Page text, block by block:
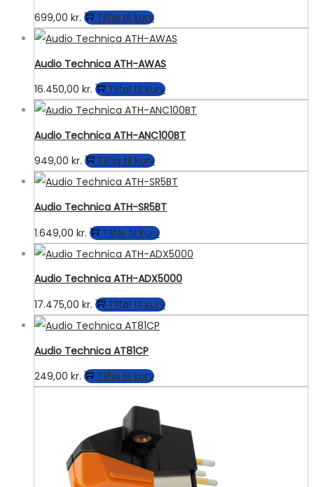
699,00 kr. Tilføj til kurv
Audio Technica ATH-AWAS
16.450,00 kr. Tilføj til kurv
Audio Technica ATH-ANC100BT
949,00 kr. Tilføj til kurv
Audio Technica ATH-SR5BT
1.649,00 kr. Tilføj til kurv
Audio Technica ATH-ADX5000
17.475,00 kr. Tilføj til kurv
Audio Technica AT81CP
249,00 kr. Tilføj til kurv